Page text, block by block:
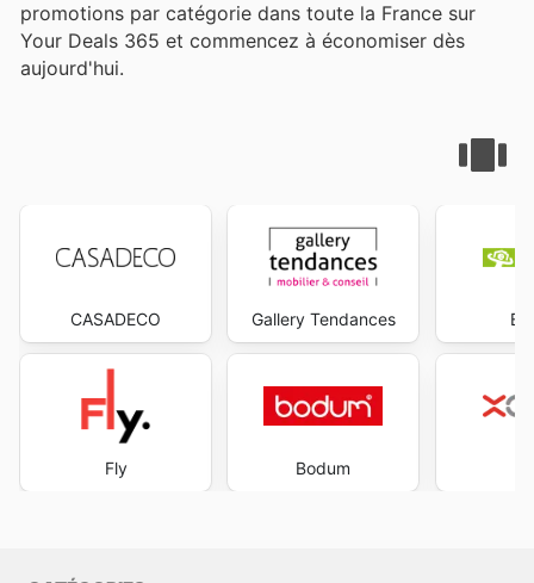
promotions par catégorie dans toute la France sur
Your Deals 365 et commencez à économiser dès
aujourd'hui.
CASADECO
Fly
Gallery Tendances
Bodum